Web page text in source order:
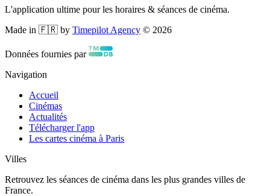
L'application ultime pour les horaires & séances de cinéma.
Made in 🇫🇷 by Timepilot Agency © 2026
Données fournies par
Navigation
Accueil
Cinémas
Actualités
Télécharger l'app
Les cartes cinéma à Paris
Villes
Retrouvez les séances de cinéma dans les plus grandes villes de
France.